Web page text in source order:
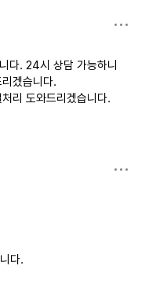
다. 24시 상담 가능하니
겠습니다.
리 도와드리겠습니다.
다.